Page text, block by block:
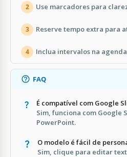
2 Use marcadores para
3 Reserve tempo extra para
4 Inclua intervalos na
FAQ
É compatível com Google
Sim, funciona com Google
PowerPoint.
O modelo é fácil de
Sim, clique para editar